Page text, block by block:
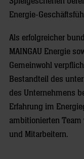
Energie-
Als erfolgreicher
MAINGAU Energie
Gemeinwohl
Bestandteil des
des Unternehmens
Erfahrung im
ambitionierten
und Mitarbeitern.